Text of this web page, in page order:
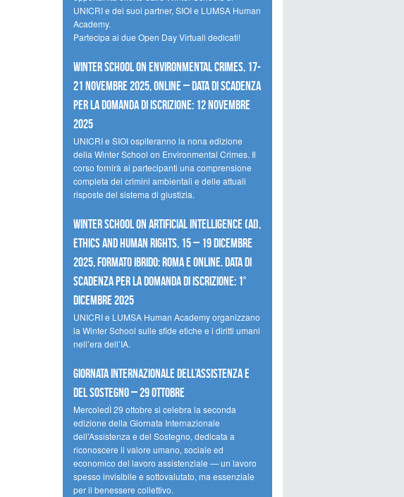
UNICRI e dei suoi partner, SIOI e LUMSA Human
Academy.
Partecipa ai due Open Day Virtuali dedicati!
Winter School on Environmental Crimes, 17-
21 novembre 2025, Online – Data di scadenza
per la domanda di iscrizione: 12 novembre
2025
UNICRI e SIOI ospiteranno la nona edizione
della Winter School on Environmental Crimes. Il
corso fornirà ai partecipanti una comprensione
completa dei crimini ambientali e delle attuali
risposte del sistema di giustizia.
Winter School on Artificial Intelligence (AI),
Ethics and Human Rights, 15 – 19 dicembre
2025, Formato Ibrido: Roma e online. Data di
scadenza per la domanda di iscrizione: 1°
dicembre 2025
UNICRI e LUMSA Human Academy organizzano
la Winter School sulle sfide etiche e i diritti umani
nell’era dell’IA.
Giornata internazionale dell’assistenza e
del sostegno – 29 ottobre
MercoledÌ 29 ottobre si celebra la seconda
edizione della Giornata Internazionale
dell’Assistenza e del Sostegno, dedicata a
riconoscere il valore umano, sociale ed
economico del lavoro assistenziale — un lavoro
spesso invisibile e sottovalutato, ma essenziale
per il benessere collettivo.